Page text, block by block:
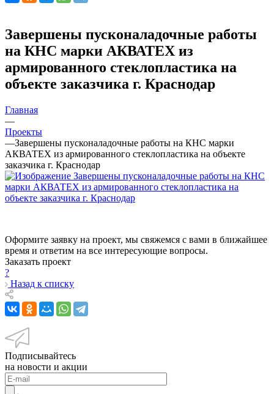
Завершены пусконаладочные работы
на КНС марки АКВАТЕХ из
армированного стеклопластика на
объекте заказчика г. Краснодар
Главная
—
Проекты
—Завершены пусконаладочные работы на КНС марки
АКВАТЕХ из армированного стеклопластика на объекте
заказчика г. Краснодар
Оформите заявку на проект, мы свяжемся с вами в ближайшее
время и ответим на все интересующие вопросы.
Заказать проект
?
Назад к списку
Подписывайтесь
на новости и акции